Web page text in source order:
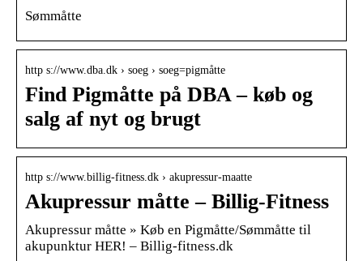
Sømmåtte
http s://www.dba.dk › soeg › soeg=pigmåtte
Find Pigmåtte på DBA – køb og
salg af nyt og brugt
http s://www.billig-fitness.dk › akupressur-maatte
Akupressur måtte – Billig-Fitness
Akupressur måtte » Køb en Pigmåtte/Sømmåtte til
akupunktur HER! – Billig-fitness.dk